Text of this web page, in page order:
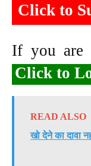
Click to
If you are
Click to
READ ALSO
खो देने का दावा